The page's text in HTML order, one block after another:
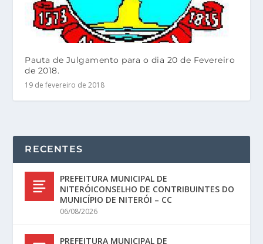
Pauta de Julgamento para o dia 20 de Fevereiro
de 2018.
19 de fevereiro de 2018
RECENTES
PREFEITURA MUNICIPAL DE
NITERÓICONSELHO DE CONTRIBUINTES DO
MUNICÍPIO DE NITERÓI – CC
06/08/2026
PREFEITURA MUNICIPAL DE